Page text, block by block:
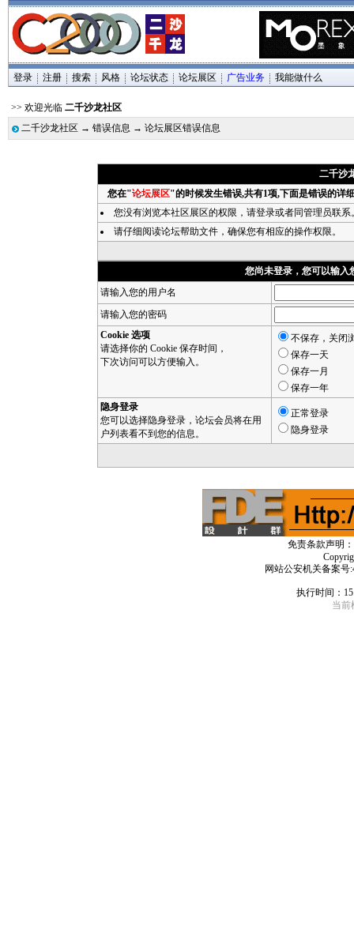
登录 注册 搜索 风格 论坛状态 论坛展区 广告业务 我能做什么
>> 欢迎光临 二千沙龙社区
二千沙龙社区 → 错误信息 → 论坛展区错误信息
二千沙
您在"论坛展区"的时候发生错误,共有1项,下面是错误的详
您没有浏览本社区展区的权限，请登录或者同管理员联系
请仔细阅读论坛帮助文件，确保您有相应的操作权限。
您尚未登录，您可以输入
请输入您的用户名
请输入您的密码
Cookie 选项
请选择你的 Cookie 保存时间，
下次访问可以方便输入。
不保存，关闭
保存一天
保存一月
保存一年
隐身登录
您可以选择隐身登录，论坛会员将在用
户列表看不到您的信息。
正常登录
隐身登录
免责条款声明
网站公安机关备案号
执行时间：
当前